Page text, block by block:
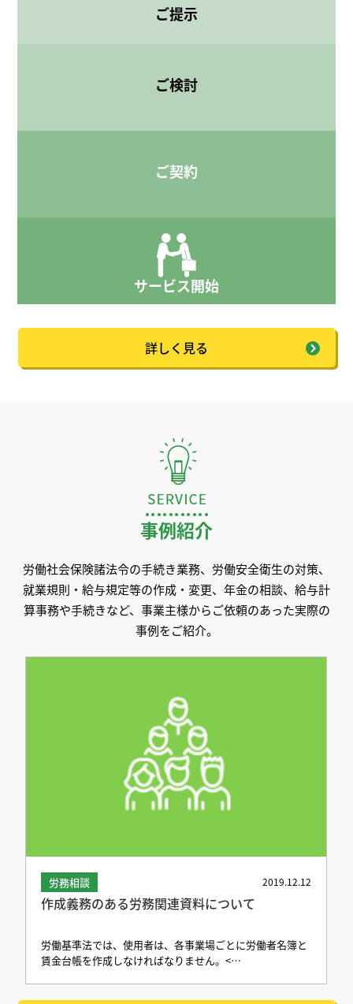
①年一回行われる年度更新による保険料精算
ご提示
ご検討
ご契約
サービス開始
詳しく見る
事例紹介
労働社会保険諸法令の手続き業務、労働安全衛生の対策、
就業規則・給与規定等の作成・変更、年金の相談、給与計
算事務や手続きなど、事業主様からご依頼のあった実際の
事例をご紹介。
労務相談 2019.12.12
作成義務のある労務関連資料について
労働基準法では、使用者は、各事業場ごとに労働者名簿と
賃金台帳を作成しなければなりません。<…